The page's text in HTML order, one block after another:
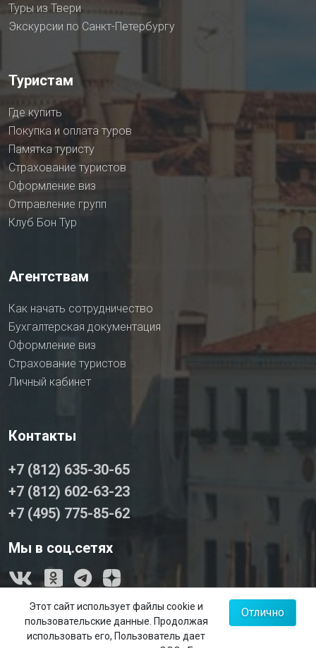
Этот сайт использует файлы cookie и
пользовательские данные. Продолжая
использовать его, Пользователь дает
Отлично
Туры из Твери
Экскурсии по Санкт-Петербургу
Туристам
Где купить
Покупка и оплата туров
Памятка туристу
Страхование туристов
Оформление виз
Отправление групп
Клуб Бон Тур
Агентствам
Как начать сотрудничество
Бухгалтерская документация
Оформление виз
Страхование туристов
Личный кабинет
Контакты
+7 (812) 635-30-65
+7 (812) 602-63-23
+7 (495) 775-85-62
Мы в соц.сетях
Карта сайта
Политика конфиденциальности